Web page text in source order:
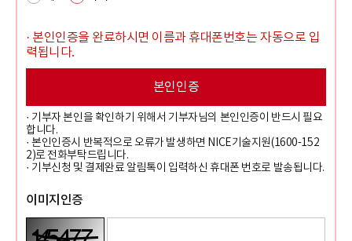
· 본인인증을 완료하시면 이름과 휴대폰번호는 자동으로 입
력됩니다.
본인인증
· 기부자 본인을 확인하기 위해서 기부자님의 본인인증이 반드시 필요
합니다.
· 본인인증시 반복적으로 오류가 발생하면 NICE기술지원(1600-152
2)로 전화부탁드립니다.
· 기부신청 및 결제완료 알림톡이 입력하신 휴대폰 번호로 발송됩니다.
이미지인증